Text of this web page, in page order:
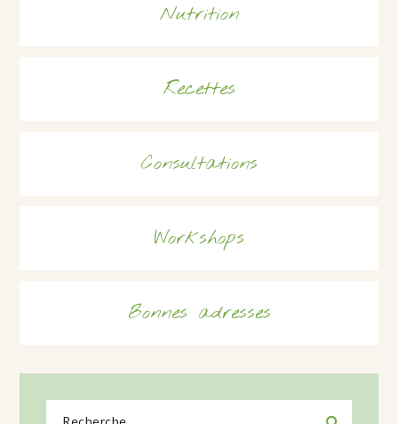
Nutrition
Recettes
Consultations
Workshops
Bonnes adresses